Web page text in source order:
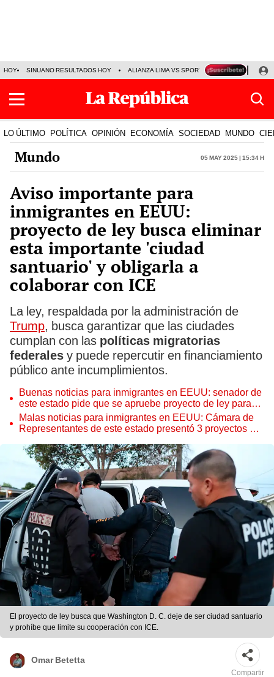
HOY SINUANO RESULTADOS HOY ALIANZA LIMA VS SPORT BOYS JORGE
LO ÚLTIMO POLÍTICA OPINIÓN ECONOMÍA SOCIEDAD MUNDO
Mundo 05 May 2025 | 15:34 h
Aviso importante para
inmigrantes en EEUU:
proyecto de ley busca eliminar
esta importante 'ciudad
santuario' y obligarla a
colaborar con ICE
La ley, respaldada por la administración de
Trump, busca garantizar que las ciudades
cumplan con las políticas migratorias
federales y puede repercutir en financiamiento
público ante incumplimientos.
Buenas noticias para inmigrantes en EEUU: senador de
este estado pide que se apruebe proyecto de ley para
proteger extranjeros ante el ICE
Malas noticias para inmigrantes en EEUU: Cámara de
Representantes de este estado presentó 3 proyectos de
El proyecto de ley busca que Washington D. C. deje de ser ciudad santuario
y prohíbe que limite su cooperación con ICE.
Omar Betetta
Compartir